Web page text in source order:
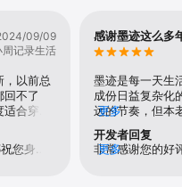
告、短信等方式提请您注意自
小时内未关闭自动扣费服务，
支付账户、银行卡、通信账
额中代扣下一个计费周期包
。该服务实现的前提是您已将
成功从上述账户中扣款，因
败，视为您未选择本协议下
为统计单位，即自服务开通
09/09
周记录生活
，以前总
回不了
合穿什
件几乎
的天
从使用
您身体
感谢墨迹这么多
墨迹是每一天生
成份日益复杂化
远的节奏，但本
竟生存下去才
都一样。真怀念
了节假日看到提
更多
开发者回复
非常感谢您的好
更多